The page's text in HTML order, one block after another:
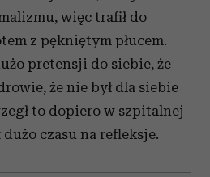
więc trafił do
z pękniętym płucem.
pretensji do siebie, że
że nie był dla siebie
to dopiero w szpitalnej
czasu na refleksje.